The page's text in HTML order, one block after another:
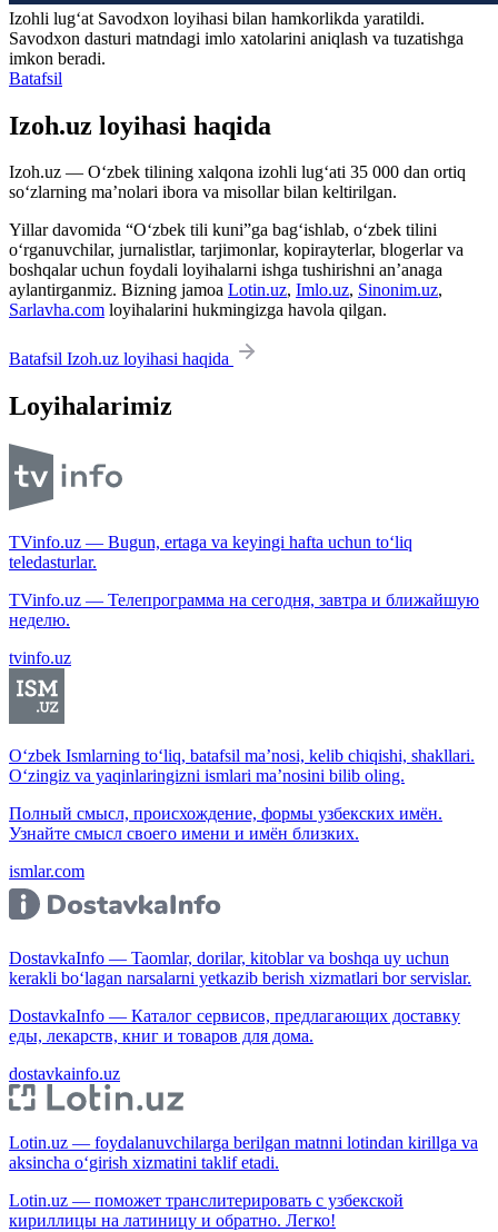
Izohli lugʻat Savodxon loyihasi bilan hamkorlikda yaratildi.
Savodxon dasturi matndagi imlo xatolarini aniqlash va tuzatishga
imkon beradi.
Batafsil
Izoh.uz loyihasi haqida
Izoh.uz — O‘zbek tilining xalqona izohli lug‘ati 35 000 dan ortiq
so‘zlarning ma’nolari ibora va misollar bilan keltirilgan.
Yillar davomida “O‘zbek tili kuni”ga bag‘ishlab, o‘zbek tilini
o‘rganuvchilar, jurnalistlar, tarjimonlar, kopirayterlar, blogerlar va
boshqalar uchun foydali loyihalarni ishga tushirishni an’anaga
aylantirganmiz. Bizning jamoa Lotin.uz, Imlo.uz, Sinonim.uz,
Sarlavha.com loyihalarini hukmingizga havola qilgan.
Batafsil Izoh.uz loyihasi haqida
Loyihalarimiz
TVinfo.uz — Bugun, ertaga va keyingi hafta uchun to‘liq
teledasturlar.
TVinfo.uz — Телепрограмма на сегодня, завтра и ближайшую
неделю.
tvinfo.uz
O‘zbek Ismlarning to‘liq, batafsil ma’nosi, kelib chiqishi, shakllari.
O‘zingiz va yaqinlaringizni ismlari ma’nosini bilib oling.
Полный смысл, происхождение, формы узбекских имён.
Узнайте смысл своего имени и имён близких.
ismlar.com
DostavkaInfo — Taomlar, dorilar, kitoblar va boshqa uy uchun
kerakli bo‘lagan narsalarni yetkazib berish xizmatlari bor servislar.
DostavkaInfo — Каталог сервисов, предлагающих доставку
еды, лекарств, книг и товаров для дома.
dostavkainfo.uz
Lotin.uz — foydalanuvchilarga berilgan matnni lotindan kirillga va
aksincha o‘girish xizmatini taklif etadi.
Lotin.uz — поможет транслитерировать с узбекской
кириллицы на латиницу и обратно. Легко!